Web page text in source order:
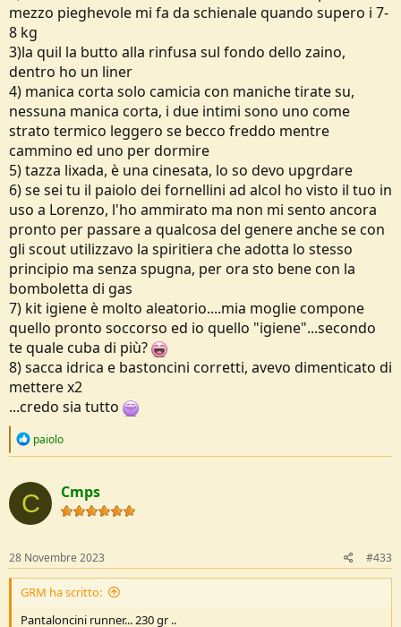
mezzo pieghevole mi fa da schienale quando supero i 7-
8 kg
3)la quil la butto alla rinfusa sul fondo dello zaino,
dentro ho un liner
4) manica corta solo camicia con maniche tirate su,
nessuna manica corta, i due intimi sono uno come
strato termico leggero se becco freddo mentre
cammino ed uno per dormire
5) tazza lixada, è una cinesata, lo so devo upgrdare
6) se sei tu il paiolo dei fornellini ad alcol ho visto il tuo in
uso a Lorenzo, l'ho ammirato ma non mi sento ancora
pronto per passare a qualcosa del genere anche se con
gli scout utilizzavo la spiritiera che adotta lo stesso
principio ma senza spugna, per ora sto bene con la
bomboletta di gas
7) kit igiene è molto aleatorio....mia moglie compone
quello pronto soccorso ed io quello "igiene"...secondo
te quale cuba di più?
8) sacca idrica e bastoncini corretti, avevo dimenticato di
mettere x2
...credo sia tutto
R
c
t
i
o
s
:
paiolo
C Cmps
28 Novembre 2023 #433
GRM ha scritto:
Pantaloncini runner... 230 gr ..